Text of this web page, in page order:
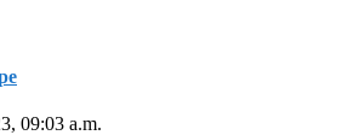
09:03 a.m.